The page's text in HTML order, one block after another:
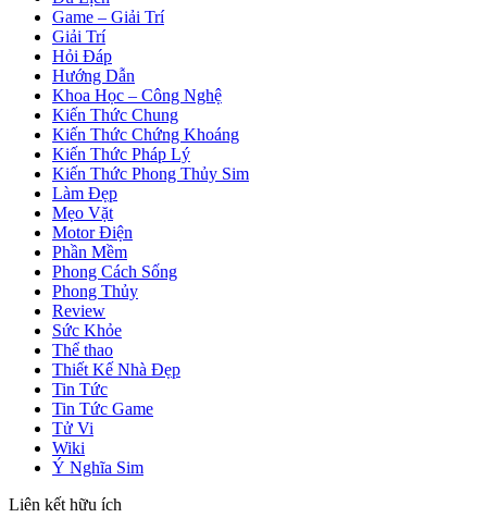
Game – Giải Trí
Giải Trí
Hỏi Đáp
Hướng Dẫn
Khoa Học – Công Nghệ
Kiến Thức Chung
Kiến Thức Chứng Khoáng
Kiến Thức Pháp Lý
Kiến Thức Phong Thủy Sim
Làm Đẹp
Mẹo Vặt
Motor Điện
Phần Mềm
Phong Cách Sống
Phong Thủy
Review
Sức Khỏe
Thể thao
Thiết Kế Nhà Đẹp
Tin Tức
Tin Tức Game
Tử Vi
Wiki
Ý Nghĩa Sim
Liên kết hữu ích